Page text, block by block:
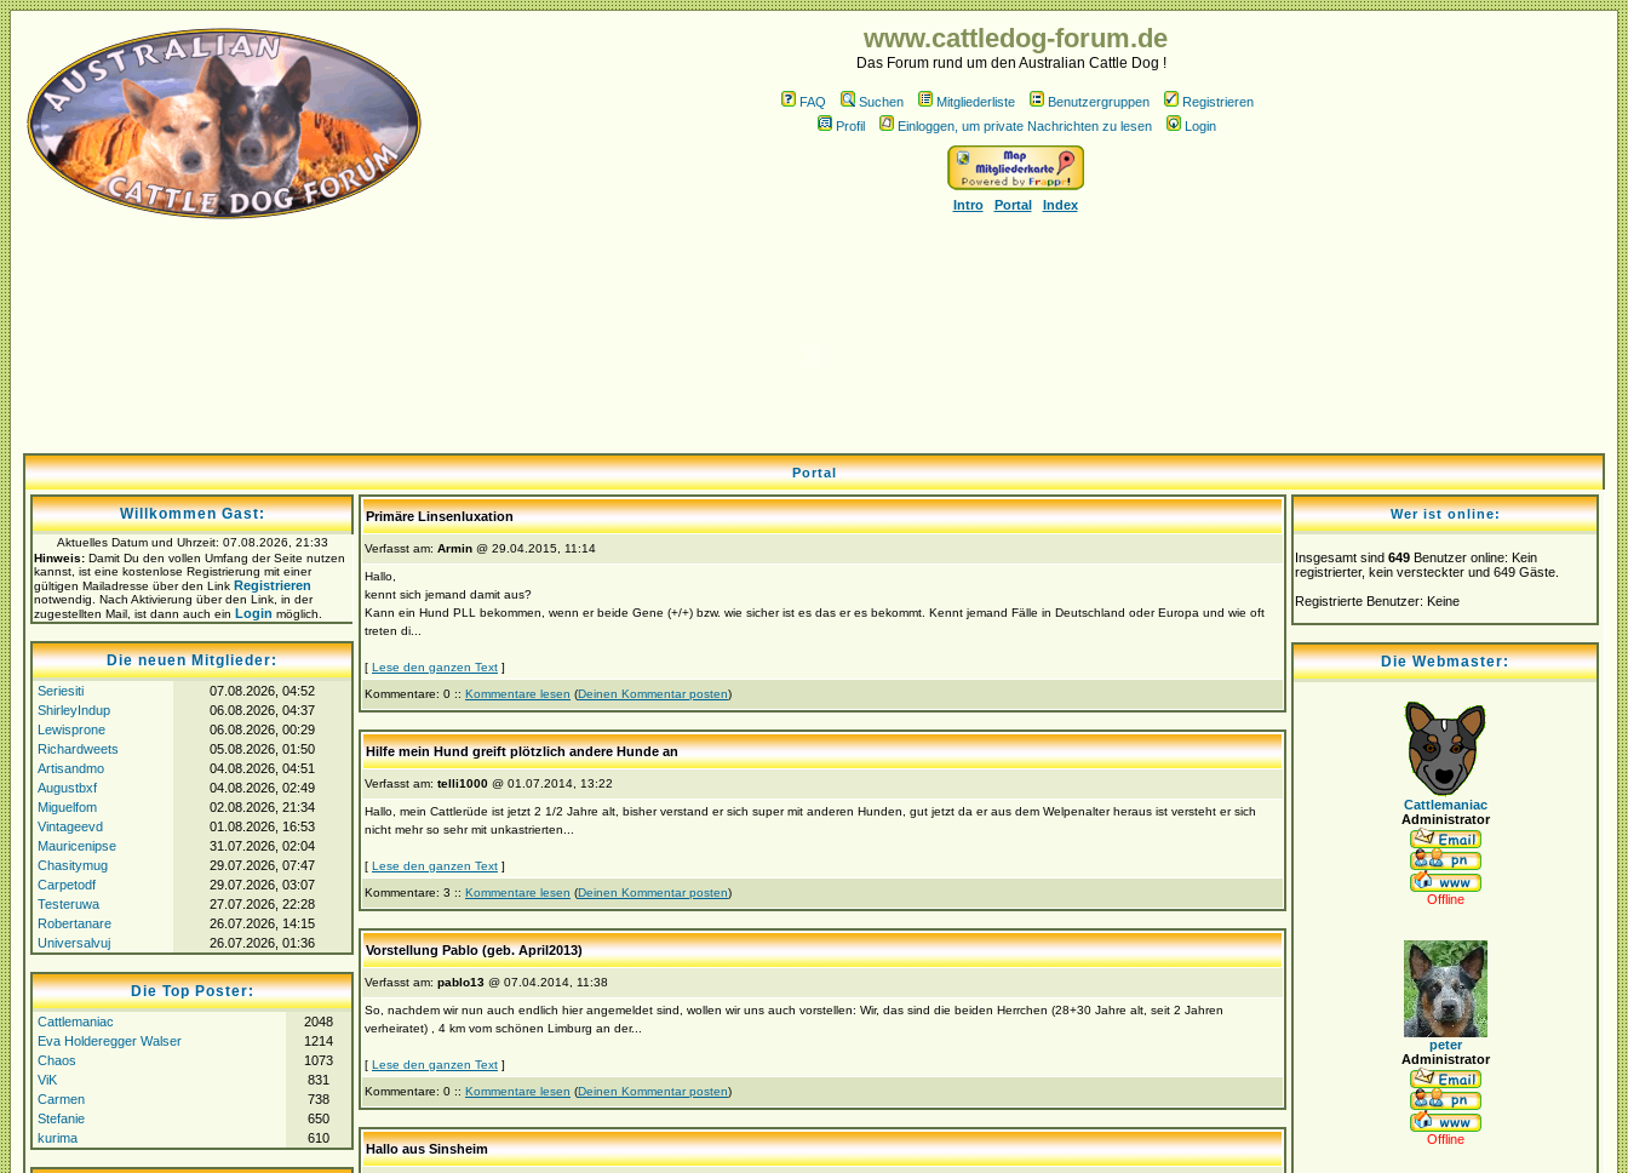
www.cattledog-forum.de
Das Forum rund um den Australian Cattle Dog !
FAQ Suchen Mitgliederliste Benutzergruppen
Registrieren
Profil
Einloggen, um private Nachrichten zu lesen Login
Intro Portal Index
Portal
Willkommen Gast:
Aktuelles Datum und Uhrzeit: 07.08.2026, 21:33
Hinweis: Damit Du den vollen Umfang der Seite nutzen
kannst, ist eine kostenlose Registrierung mit einer
gültigen Mailadresse über den Link Registrieren
notwendig. Nach Aktivierung über den Link, in der
zugestellten Mail, ist dann auch ein Login möglich.
Die neuen Mitglieder:
Seriesiti
07.08.2026, 04:52
ShirleyIndup
06.08.2026, 04:37
Lewisprone
06.08.2026, 00:29
Richardweets
05.08.2026, 01:50
Artisandmo
04.08.2026, 04:51
Augustbxf
04.08.2026, 02:49
Miguelfom
02.08.2026, 21:34
Vintageevd
01.08.2026, 16:53
Mauricenipse
31.07.2026, 02:04
Chasitymug
29.07.2026, 07:47
Carpetodf
29.07.2026, 03:07
Testeruwa
27.07.2026, 22:28
Robertanare
26.07.2026, 14:15
Universalvuj
26.07.2026, 01:36
Die Top Poster:
Cattlemaniac
2048
Eva Holderegger Walser
1214
Chaos
1073
ViK
831
Carmen
738
Stefanie
650
kurima
610
Primäre Linsenluxation
Verfasst am: Armin @ 29.04.2015, 11:14
Hallo,
kennt sich jemand damit aus?
Kann ein Hund PLL bekommen, wenn er beide Gene (+/+) bzw. wie sicher ist es das er es bekommt. Kennt jemand Fälle in Deutschland oder Europa und wie oft
treten di...
[ Lese den ganzen Text ]
Kommentare: 0 :: Kommentare lesen (Deinen Kommentar posten)
Hilfe mein Hund greift plötzlich andere Hunde an
Verfasst am: telli1000 @ 01.07.2014, 13:22
Hallo, mein Cattlerüde ist jetzt 2 1/2 Jahre alt, bisher verstand er sich super mit anderen Hunden, gut jetzt da er aus dem Welpenalter heraus ist versteht er sich
nicht mehr so sehr mit unkastrierten...
[ Lese den ganzen Text ]
Kommentare: 3 :: Kommentare lesen (Deinen Kommentar posten)
Vorstellung Pablo (geb. April2013)
Verfasst am: pablo13 @ 07.04.2014, 11:38
So, nachdem wir nun auch endlich hier angemeldet sind, wollen wir uns auch vorstellen: Wir, das sind die beiden Herrchen (28+30 Jahre alt, seit 2 Jahren
verheiratet) , 4 km vom schönen Limburg an der...
[ Lese den ganzen Text ]
Kommentare: 0 :: Kommentare lesen (Deinen Kommentar posten)
Hallo aus Sinsheim
Wer ist online:
Insgesamt sind 649 Benutzer online: Kein
registrierter, kein versteckter und 649 Gäste.
Registrierte Benutzer: Keine
Die Webmaster:
Cattlemaniac
Administrator
Offline
peter
Administrator
Offline